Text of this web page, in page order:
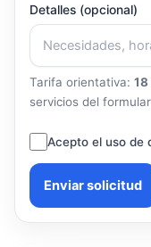
Detalles (opcional)
Tarifa orientativa: 18
servicios del
Acepto el uso de
Enviar solicitud